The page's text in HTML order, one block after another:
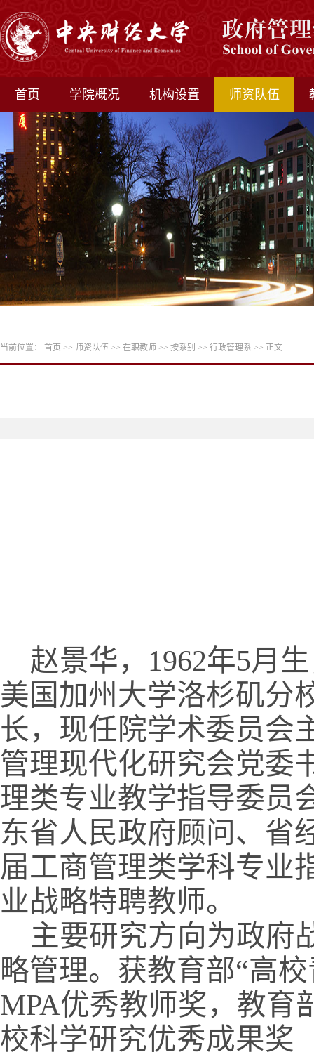
首页 学院概况 机构设置 师资队伍
当前位置： 首页 >> 师资队伍 >> 在职教师 >> 按系别 >> 行政管理系 >> 正文
赵景华， 1962年5月
美国加州大学洛杉矶分
长，现任院学术委员会
管理现代化研究会党委
理类专业教学指导委员
东省人民政府顾问、省
届工商管理类学科专业
业战略特聘教师。
主要研究方向为政府
略管理。获教育部“高
MPA优秀教师奖，教育
校科学研究优秀成果奖